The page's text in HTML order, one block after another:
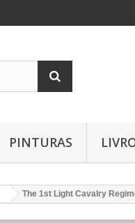
PINTURAS
The 1st Light Cavalry